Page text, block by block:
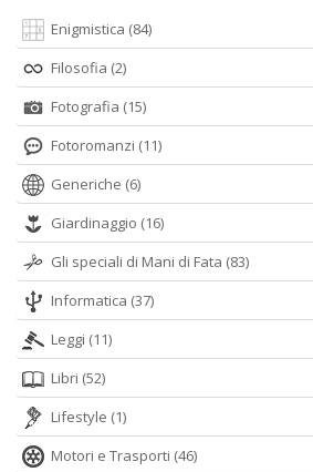
Enigmistica (84)
Filosofia (2)
Fotografia (15)
Fotoromanzi (11)
Generiche (6)
Giardinaggio (16)
Gli speciali di Mani di Fata (83)
Informatica (37)
Leggi (11)
Libri (52)
Lifestyle (1)
Motori e Trasporti (46)